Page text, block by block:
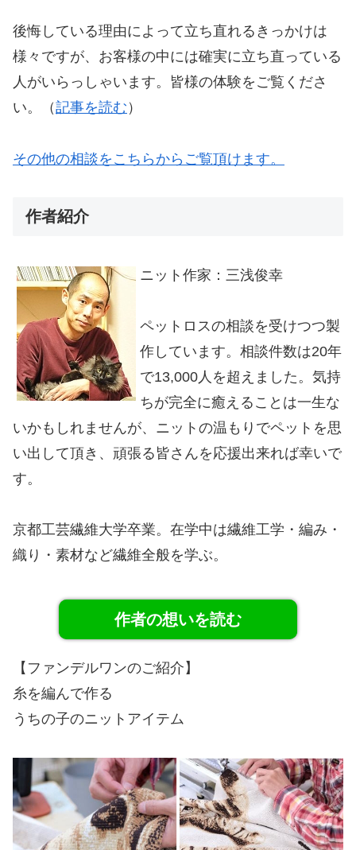
後悔している理由によって立ち直れるきっかけは
様々ですが、お客様の中には確実に立ち直っている
人がいらっしゃいます。皆様の体験をご覧くださ
い。（記事を読む ）
その他の相談をこちらからご覧頂けます。
作者紹介
ニット作家：三浅俊幸
ペットロスの相談を受けつつ製
作しています。相談件数は20年
で13,000人を超えました。気持
ちが完全に癒えることは一生な
いかもしれませんが、ニットの温もりでペットを思
い出して頂き、頑張る皆さんを応援出来れば幸いで
す。
京都工芸繊維大学卒業。在学中は繊維工学・編み・
織り・素材など繊維全般を学ぶ。
作者の想いを読む
【ファンデルワンのご紹介】
糸を編んで作る
うちの子のニットアイテム